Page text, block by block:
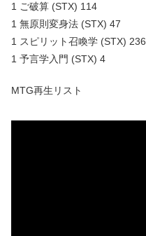
1 ご破算 (STX) 114
1 無原則変身法 (STX) 47
1 スピリット召喚学 (STX) 236
1 予言学入門 (STX) 4
MTG再生リスト